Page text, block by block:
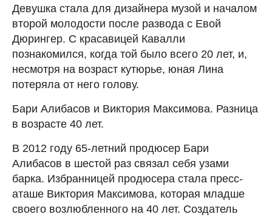
Девушка стала для дизайнера музой и началом
второй молодости после развода с Евой
Дюрингер. С красавицей Кавалли
познакомился, когда той было всего 20 лет, и,
несмотря на возраст кутюрье, юная Лина
потеряла от него голову.
Бари Алибасов и Виктория Максимова. Разница
в возрасте 40 лет.
В 2012 году 65-летний продюсер Бари
Алибасов в шестой раз связал себя узами
барка. Избранницей продюсера стала пресс-
аташе Виктория Максимова, которая младше
своего возлюбленного на 40 лет. Создатель